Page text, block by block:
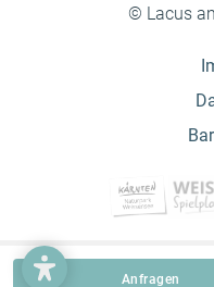
Anfragen
© Lacus